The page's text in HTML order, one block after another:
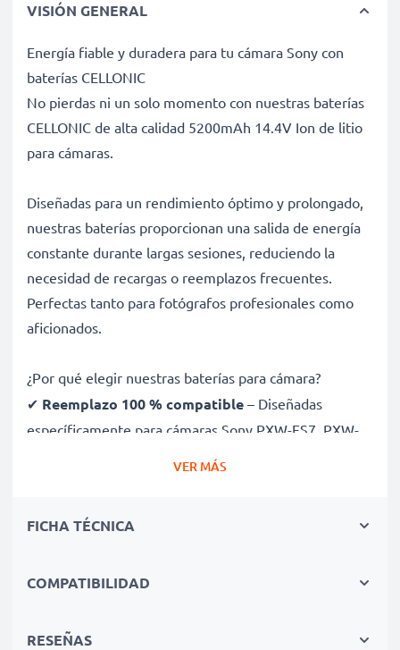
VISIÓN GENERAL
Energía fiable y duradera para tu cámara Sony con
baterías CELLONIC
No pierdas ni un solo momento con nuestras baterías
CELLONIC de alta calidad 5200mAh 14.4V Ion de litio
para cámaras.
Diseñadas para un rendimiento óptimo y prolongado,
nuestras baterías proporcionan una salida de energía
constante durante largas sesiones, reduciendo la
necesidad de recargas o reemplazos frecuentes.
Perfectas tanto para fotógrafos profesionales como
aficionados.
¿Por qué elegir nuestras baterías para cámara?
✔ Reemplazo 100 % compatible – Diseñadas
específicamente para cámaras Sony PXW-FS7, PXW-
FS7M2, PMW-EX1r y más. Haz clic en la pestaña de
5200mAh 14.4V para sesiones largas con menos
✔Tecnología avanzada Ion de litio
numerosos ciclos de carga
VER MÁS
FICHA TÉCNICA
COMPATIBILIDAD
RESEÑAS